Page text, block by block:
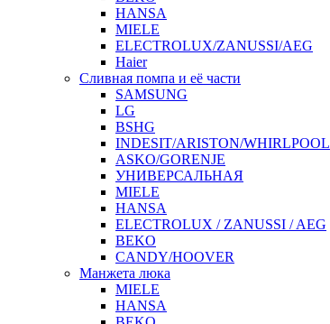
HANSA
MIELE
ELECTROLUX/ZANUSSI/AEG
Haier
Сливная помпа и её части
SAMSUNG
LG
BSHG
INDESIT/ARISTON/WHIRLPOOL
ASKO/GORENJE
УНИВЕРСАЛЬНАЯ
MIELE
HANSA
ELECTROLUX / ZANUSSI / AEG
BEKO
CANDY/HOOVER
Манжета люка
MIELE
HANSA